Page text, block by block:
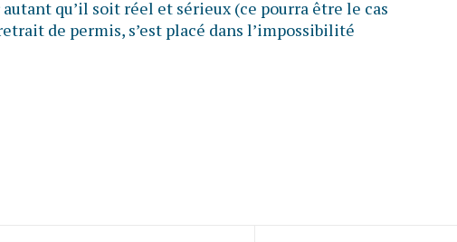
qu’il soit réel et sérieux (ce pourra être le cas
de permis, s’est placé dans l’impossibilité